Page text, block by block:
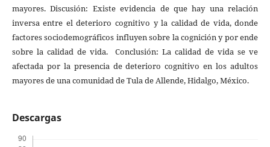
mayores. Discusión: Existe evidencia de que hay una relación
inversa entre el deterioro cognitivo y la calidad de vida, donde
factores sociodemográficos influyen sobre la cognición y por ende
sobre la calidad de vida. Conclusión: La calidad de vida se ve
afectada por la presencia de deterioro cognitivo en los adultos
mayores de una comunidad de Tula de Allende, Hidalgo, México.
Descargas